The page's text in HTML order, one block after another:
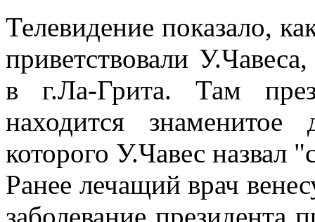
Телевидение показало,
приветствовали
в г.Ла-Грита. Там
находится знаменитое
которого У.Чавес назвал
Ранее лечащий врач
заболевание президента